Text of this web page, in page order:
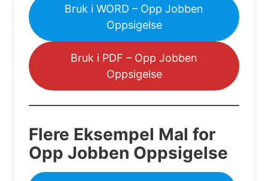
Bruk i WORD – Opp Jobben
Oppsigelse
Bruk i PDF – Opp Jobben
Oppsigelse
Flere Eksempel Mal for
Opp Jobben Oppsigelse